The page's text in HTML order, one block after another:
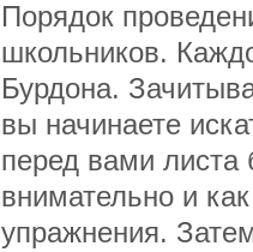
Порядок
школьников.
Бурдона.
вы начинаете
перед вами
внимательно и
упражнения.